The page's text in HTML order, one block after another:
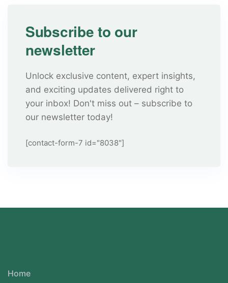
Subscribe to our
newsletter
Unlock exclusive content, expert insights,
and exciting updates delivered right to
your inbox! Don't miss out – subscribe to
our newsletter today!
[contact-form-7 id="8038"]
Home